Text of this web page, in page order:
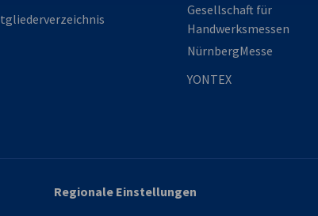
Gesellschaft für
Handwerksmessen
NürnbergMesse
YONTEX
Regionale Einstellungen